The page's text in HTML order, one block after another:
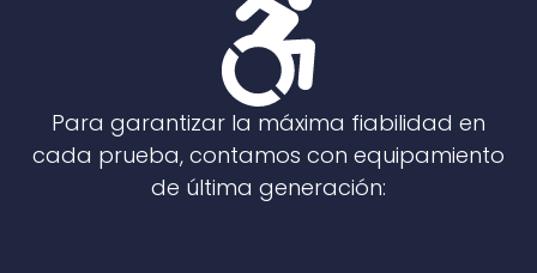
Para garantizar la máxima fiabilidad en
cada prueba, contamos con equipamiento
de última generación: